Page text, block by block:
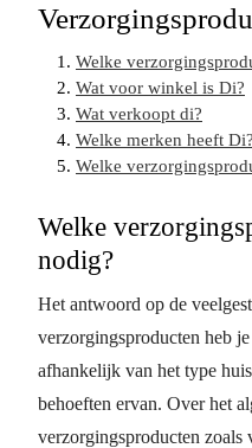
Welke
Wat voor winkel is Di?
Wat verkoopt di?
Welke merken heeft Di?
Welke
Welke
nodig?
Het antwoord op de
verzorgingsproducten heb
afhankelijk van het type
behoeften ervan. Over het
verzorgingsproducten zoals